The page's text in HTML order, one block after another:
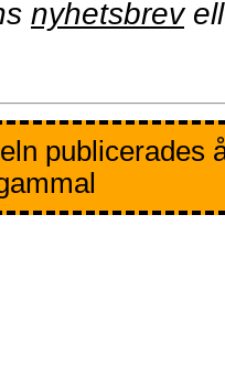
nyhetsbrev
publicerades